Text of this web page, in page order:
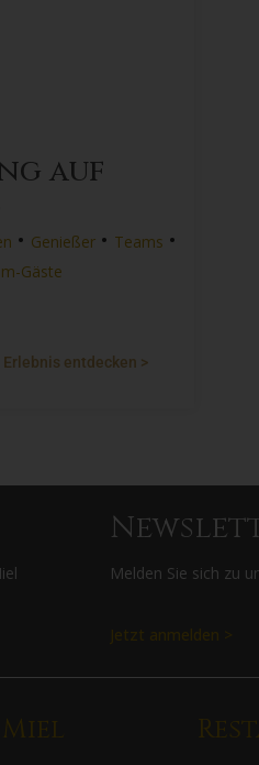
auf
• Genießer • Teams •
Gäste
Erlebnis entdecken >
Melden Sie sich zu
Jetzt anmelden >